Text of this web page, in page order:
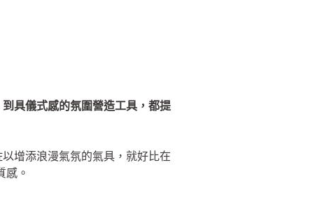
具儀式感的氛圍營造工具，都提
增添浪漫氣氛的氣具，就好比在
感。